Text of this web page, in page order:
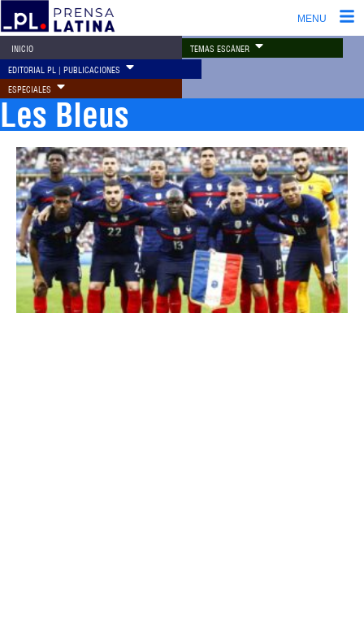
MENU
INICIO TEMAS ESCÁNER
EDITORIAL PL | PUBLICACIONES
ESPECIALES
Les Bleus